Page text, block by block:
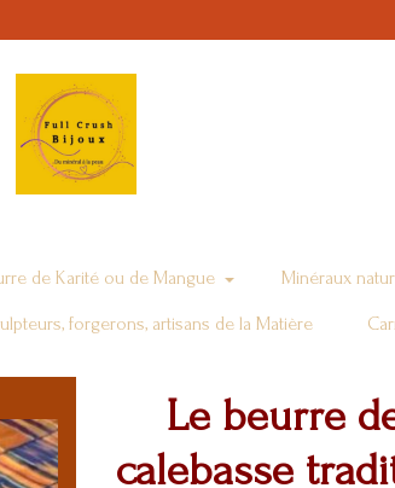
de Karité ou de Mangue Minéraux
forgerons, artisans de la Matière
Le beurre
calebasse